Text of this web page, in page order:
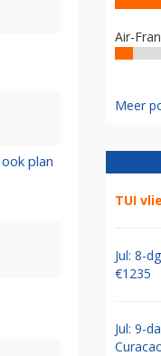
plan
Air-
Meer
TUI
Jul: 8-
€1235
Jul: 9-